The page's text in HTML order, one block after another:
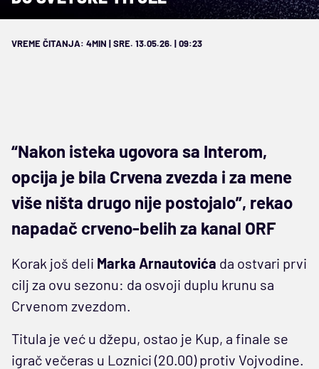
VREME ČITANJA: 4MIN | SRE. 13.05.26. | 09:23
“Nakon isteka ugovora sa Interom,
opcija je bila Crvena zvezda i za mene
više ništa drugo nije postojalo”, rekao
napadač crveno-belih za kanal ORF
Korak još deli Marka Arnautovića da ostvari prvi
cilj za ovu sezonu: da osvoji duplu krunu sa
Crvenom zvezdom.
Titula je već u džepu, ostao je Kup, a finale se
igrač večeras u Loznici (20.00) protiv Vojvodine.